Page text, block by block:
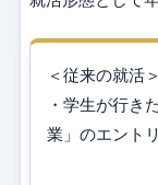
＜従来の就活＞
・学生が行き
業」のエント